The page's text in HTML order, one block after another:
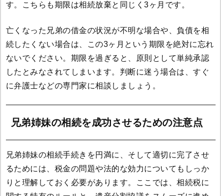
す。こちらも期限は相続放棄と同じく3ヶ月です。
亡くなった兄弟の借金の状況が不明な場合や、負債を相
続したくない場合は、この3ヶ月という期限を絶対に忘れ
ないでください。期限を過ぎると、原則として単純承認
したとみなされてしまいます。判断に迷う場合は、すぐ
に弁護士などの専門家に相談しましょう。
兄弟姉妹の相続を成功させるための注意点
兄弟姉妹の相続手続きを円満に、そして適切に完了させ
るためには、税金の問題や法的な効力についてもしっか
りと理解しておく必要があります。ここでは、相続税に